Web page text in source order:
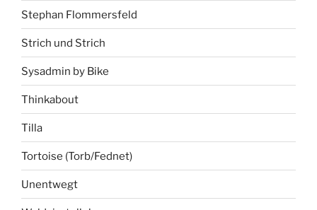
Stephan Flommersfeld
Strich und Strich
Sysadmin by Bike
Thinkabout
Tilla
Tortoise (Torb/Fednet)
Unentwegt